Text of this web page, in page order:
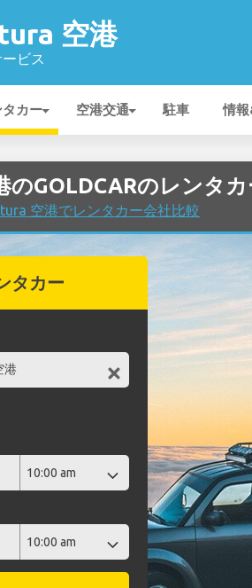
空港
ビス
タカー 空港交通 駐車 情
GOLDCARのレンタカ
空港でレンタカー会社比較
タカー